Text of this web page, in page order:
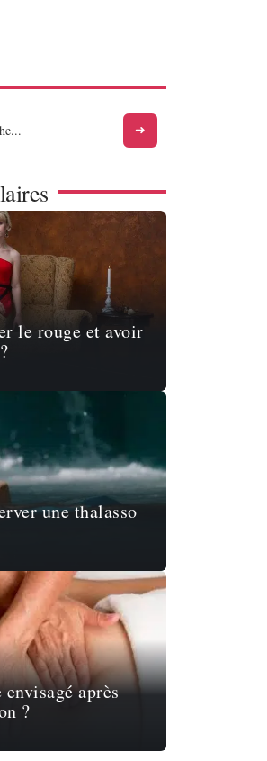
le rouge et avoir
une thalasso
après
?